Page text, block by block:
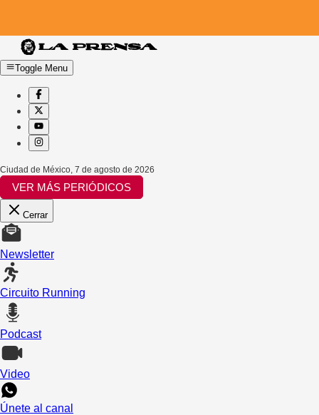
Toggle Menu
Ciudad de México 7 de agosto de 2026
VER MÁS PERIÓDICOS
Cerrar
Newsletter
Circuito Running
Podcast
Video
Únete al canal